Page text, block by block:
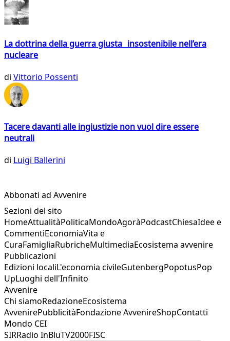
La dottrina della guerra giusta insostenibile nell’era
nucleare
di Vittorio Possenti
Tacere davanti alle ingiustizie non vuol dire essere
neutrali
di Luigi Ballerini
Abbonati ad Avvenire
Sezioni del sito
HomeAttualitàPoliticaMondoAgoràPodcastChiesaIdee e
CommentiEconomiaVita e
CuraFamigliaRubricheMultimediaEcosistema avvenire
Pubblicazioni
Edizioni localiL'economia civileGutenbergPopotusPop
UpLuoghi dell'Infinito
Avvenire
Chi siamoRedazioneEcosistema
AvvenirePubblicitàFondazione AvvenireShopContatti
Mondo CEI
SIRRadio InBluTV2000FISC